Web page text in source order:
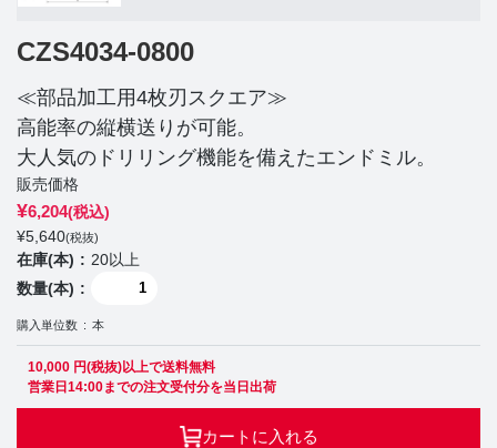
CZS4034-0800
≪部品加工用4枚刃スクエア≫
高能率の縦横送りが可能。
大人気のドリリング機能を備えたエンドミル。
販売価格
¥6,204(税込)
¥5,640(税抜)
在庫(本)
20以上
数量(本)
購入単位数 本
10,000 円(税抜)以上で送料無料
営業日14:00までの注文受付分を当日出荷
カートに入れる